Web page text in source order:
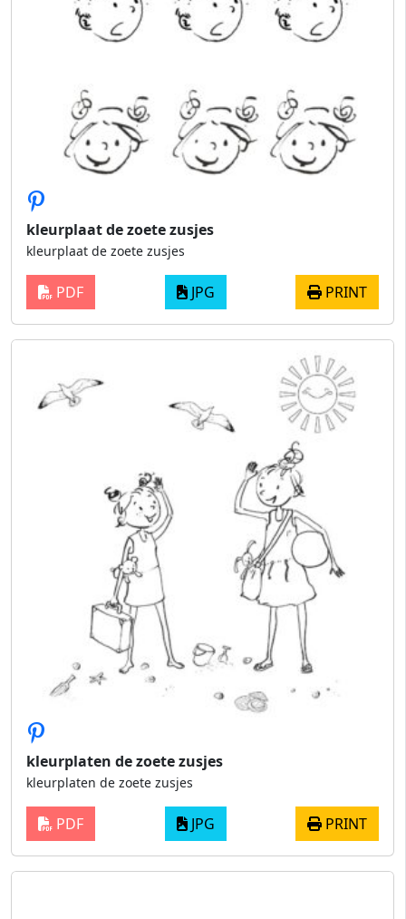
kleurplaat de zoete zusjes
kleurplaat de zoete zusjes
PDF JPG PRINT
kleurplaten de zoete zusjes
kleurplaten de zoete zusjes
PDF JPG PRINT